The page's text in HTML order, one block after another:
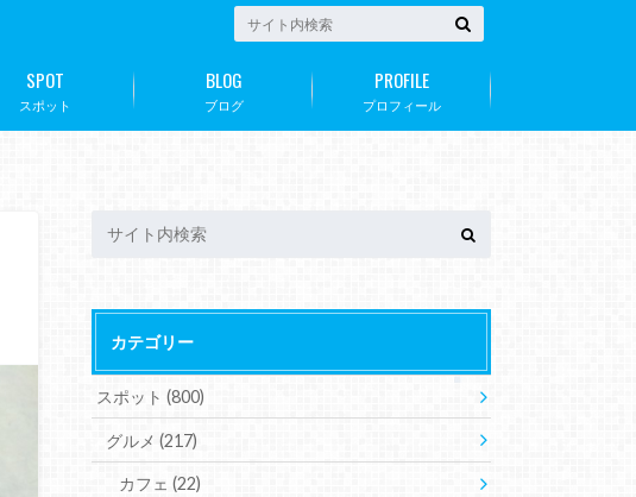
スポット
SPOT
ブログ
BLOG
プロフィール
PROFILE
カテゴリー
スポット(800)
グルメ (217)
カフェ(22)